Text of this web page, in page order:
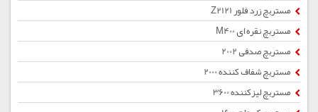
مستربچ زرد فلور Z2121
مستربچ نقره ای M400
مستربچ صدفی 2002
مستربچ شفاف کننده 2000
مستربچ لیزکننده 3600